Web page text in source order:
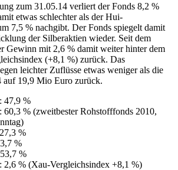
zum 31.05.14 verliert der Fonds 8,2 %
etwas schlechter als der Hui-
7,5 % nachgibt. Der Fonds spiegelt damit
der Silberaktien wieder. Seit dem
Gewinn mit 2,6 % damit weiter hinter dem
(+8,1 %) zurück. Das
leichter Zuflüsse etwas weniger als die
auf 19,9 Mio Euro zurück.
47,9 %
% (zweitbester Rohstofffonds 2010,
%
%
%
2,6 % (Xau-Vergleichsindex +8,1 %)